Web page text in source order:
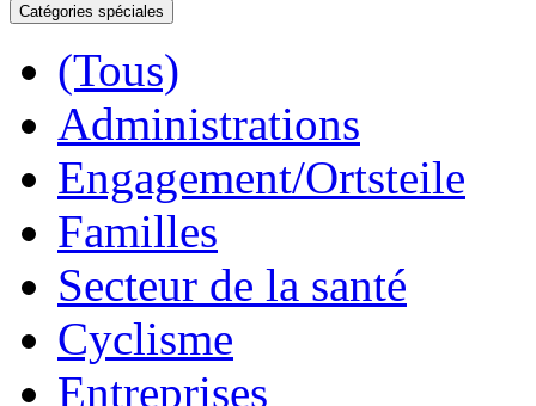
Catégories spéciales
(Tous)
Administrations
Engagement/Ortsteile
Familles
Secteur de la santé
Cyclisme
Entreprises